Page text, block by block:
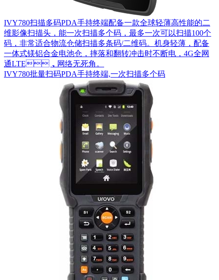
IVY780扫描多码PDA手持终端配备一款全球轻薄高性能的二
维影像扫描头，能一次扫描多个码，最多一次可以扫描100个
码，非常适合物流仓储扫描多条码/二维码。机身轻薄，配备
一体式镁铝合金电池仓，摔落和翻转冲击时不断电，4G全网
通LTE，网络无死角。
IVY780批量扫码PDA手持终端,一次扫描多个码